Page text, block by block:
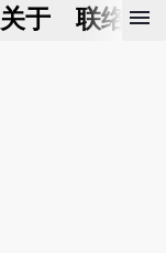
关于 联络我
menu